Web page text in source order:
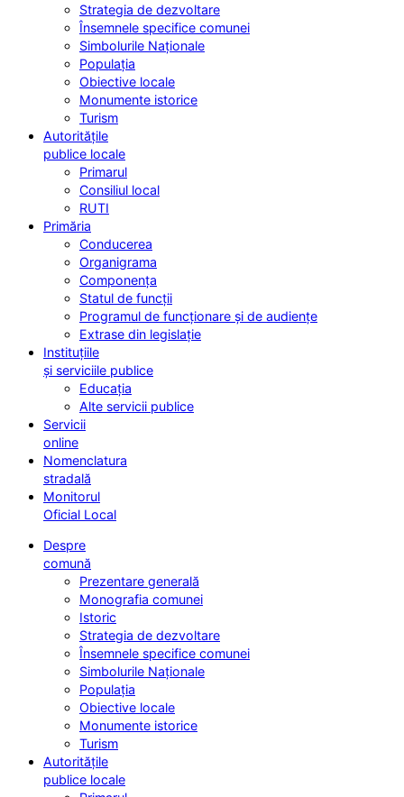
Strategia de dezvoltare
Însemnele specifice comunei
Simbolurile Naționale
Populația
Obiective locale
Monumente istorice
Turism
Autoritățile
publice locale
Primarul
Consiliul local
RUTI
Primăria
Conducerea
Organigrama
Componența
Statul de funcții
Programul de funcționare și de audiențe
Extrase din legislație
Instituțiile
și serviciile publice
Educația
Alte servicii publice
Servicii
online
Nomenclatura
stradală
Monitorul
Oficial Local
Despre
comună
Prezentare generală
Monografia comunei
Istoric
Strategia de dezvoltare
Însemnele specifice comunei
Simbolurile Naționale
Populația
Obiective locale
Monumente istorice
Turism
Autoritățile
publice locale